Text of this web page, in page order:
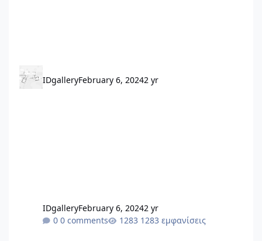
IDgalleryFebruary 6, 20242 yr
IDgalleryFebruary 6, 20242 yr
0 comments
1283 εμφανίσεις